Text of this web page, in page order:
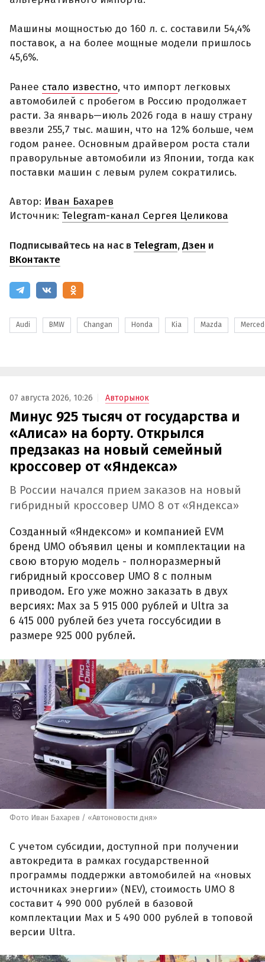
Машины мощностью до 160 л. с. составили 54,4%
поставок, а на более мощные модели пришлось
45,6%.
Ранее стало известно, что импорт легковых
автомобилей с пробегом в Россию продолжает
расти. За январь—июль 2026 года в нашу страну
ввезли 255,7 тыс. машин, что на 12% больше, чем
годом ранее. Основным драйвером роста стали
праворульные автомобили из Японии, тогда как
поставки машин с левым рулем сократились.
Автор: Иван Бахарев
Источник: Telegram-канал Сергея Целикова
Подписывайтесь на нас в Telegram,Дзен и
ВКонтакте
Audi BMW Changan Honda Kia Mazda
07 августа 2026, 10:26 Авторынок
Минус 925 тысяч от государства и
«Алиса» на борту. Открылся
предзаказ на новый семейный
кроссовер от «Яндекса»
В России начался прием заказов на новый
гибридный кроссовер UMO 8 от «Яндекса»
Созданный «Яндексом» и компанией EVM
бренд UMO объявил цены и комплектации на
свою вторую модель - полноразмерный
гибридный кроссовер UMO 8 с полным
приводом. Его уже можно заказать в двух
версиях: Max за 5 915 000 рублей и Ultra за
6 415 000 рублей без учета госсубсидии в
размере 925 000 рублей.
Фото Иван Бахарев / «Автоновости дня»
С учетом субсидии, доступной при получении
автокредита в рамках государственной
программы поддержки автомобилей на «новых
источниках энергии» (NEV), стоимость UMO 8
составит 4 990 000 рублей в базовой
комплектации Max и 5 490 000 рублей в топовой
версии Ultra.